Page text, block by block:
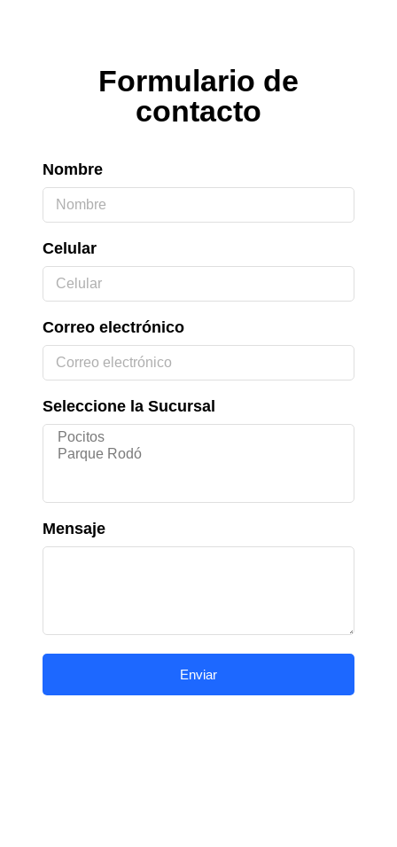
Formulario de
contacto
Nombre
Celular
Correo electrónico
Seleccione la Sucursal
Mensaje
Enviar